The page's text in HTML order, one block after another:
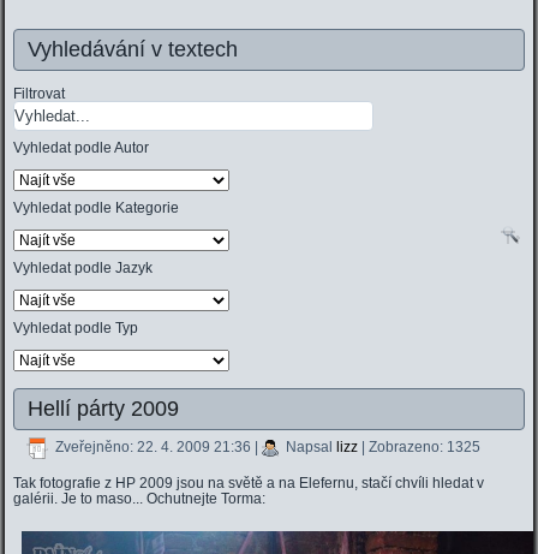
Vyhledávání v textech
Filtrovat
Vyhledat podle Autor
Vyhledat podle Kategorie
Vyhledat podle Jazyk
Vyhledat podle Typ
Hellí párty 2009
Zveřejněno: 22. 4. 2009 21:36 | Napsal lizz | Zobrazeno: 1325
Tak fotografie z HP 2009 jsou na světě a na Elefernu, stačí chvíli hledat v
galérii. Je to maso... Ochutnejte Torma: